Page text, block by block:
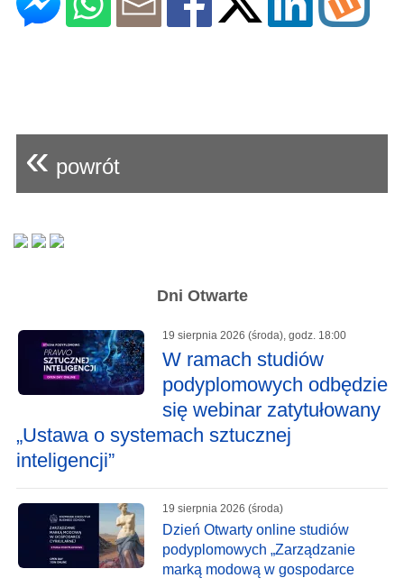
« powrót
Dni Otwarte
19 sierpnia 2026 (środa), godz. 18:00
W ramach studiów
podyplomowych odbędzie
się webinar zatytułowany
„Ustawa o systemach sztucznej
inteligencji”
19 sierpnia 2026 (środa)
Dzień Otwarty online studiów
podyplomowych „Zarządzanie
marką modową w gospodarce